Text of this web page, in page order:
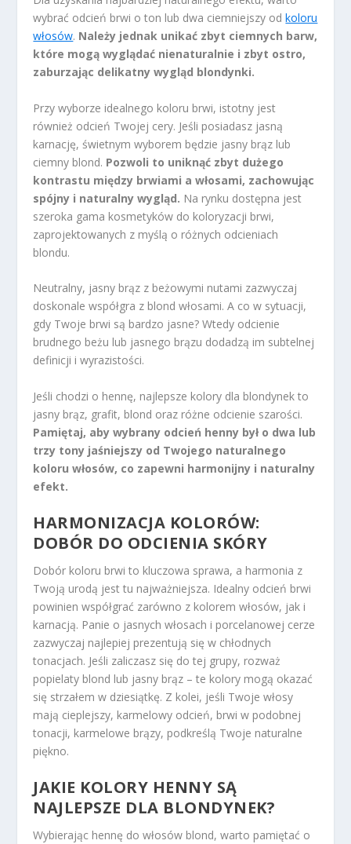
wybrać odcień brwi o ton lub dwa ciemniejszy odkoloru
włosów. Należy jednak unikać zbyt ciemnych barw,
które mogą wyglądać nienaturalnie i zbyt ostro,
zaburzając delikatny wygląd blondynki.
Przy wyborze idealnego koloru brwi, istotny jest
również odcień Twojej cery. Jeśli posiadasz jasną
karnację, świetnym wyborem będzie jasny brąz lub
ciemny blond. Pozwoli to uniknąć zbyt dużego
kontrastu między brwiami a włosami, zachowując
spójny i naturalny wygląd. Na rynku dostępna jest
szeroka gama kosmetyków do koloryzacji brwi,
zaprojektowanych z myślą o różnych odcieniach
blondu.
Neutralny, jasny brąz z beżowymi nutami zazwyczaj
doskonale współgra z blond włosami. A co w sytuacji,
gdy Twoje brwi są bardzo jasne? Wtedy odcienie
brudnego beżu lub jasnego brązu dodadzą im subtelnej
definicji i wyrazistości.
Jeśli chodzi o hennę, najlepsze kolory dla blondynek to
jasny brąz, grafit, blond oraz różne odcienie szarości.
Pamiętaj, aby wybrany odcień henny był o dwa lub
trzy tony jaśniejszy od Twojego naturalnego
koloru włosów, co zapewni harmonijny i naturalny
efekt.
HARMONIZACJA KOLORÓW:
DOBÓR DO ODCIENIA SKÓRY
Dobór koloru brwi to kluczowa sprawa, a harmonia z
Twoją urodą jest tu najważniejsza. Idealny odcień brwi
powinien współgrać zarówno z kolorem włosów, jak i
karnacją. Panie o jasnych włosach i porcelanowej cerze
zazwyczaj najlepiej prezentują się w chłodnych
tonacjach. Jeśli zaliczasz się do tej grupy, rozważ
popielaty blond lub jasny brąz – te kolory mogą okazać
się strzałem w dziesiątkę. Z kolei, jeśli Twoje włosy
mają cieplejszy, karmelowy odcień, brwi w podobnej
tonacji, karmelowe brązy, podkreślą Twoje naturalne
piękno.
JAKIE KOLORY HENNY SĄ
NAJLEPSZE DLA BLONDYNEK?
Wybierając hennę do włosów blond, warto pamiętać o